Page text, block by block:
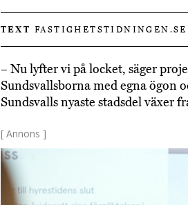
TEXT FASTIGHETSTIDNINGEN.SE
– Nu lyfter vi på locket, säger
Sundsvallsborna med egna ögon
Sundsvalls nyaste stadsdel växer
[ Annons ]